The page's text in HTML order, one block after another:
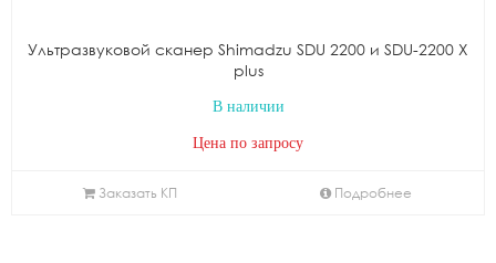
Ультразвуковой сканер Shimadzu SDU 2200 и SDU-2200 X
plus
В наличии
Цена по запросу
Заказать КП Подробнее